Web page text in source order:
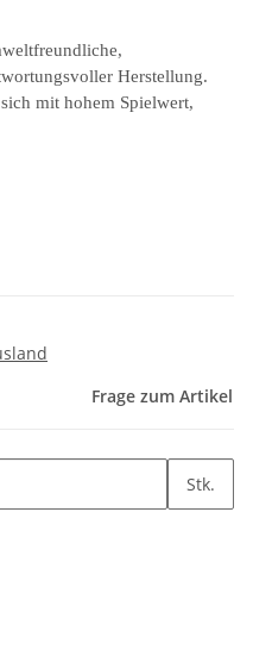
Herstellung.
mit hohem Spielwert,
Frage zum Artikel
Stk.